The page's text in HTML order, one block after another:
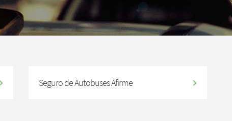
Seguro de Autobuses Afirme